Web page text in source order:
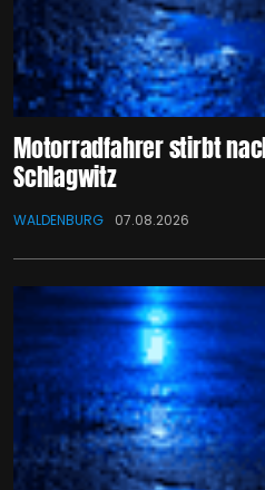
Motorradfahrer stirbt
Schlagwitz
WALDENBURG 07.08.2026